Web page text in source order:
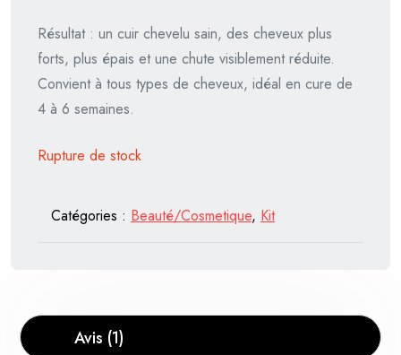
Résultat : un cuir chevelu sain, des cheveux plus
forts, plus épais et une chute visiblement réduite.
Convient à tous types de cheveux, idéal en cure de
4 à 6 semaines.
Rupture de stock
Catégories : Beauté/Cosmetique, Kit
Avis (1)